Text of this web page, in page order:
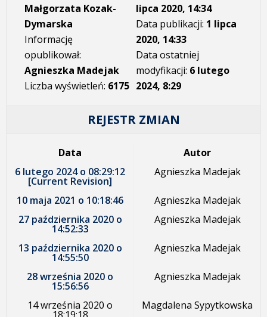
Małgorzata Kozak-
Dymarska
Informację
opublikował:
Agnieszka Madejak
Liczba wyświetleń: 6175
lipca 2020, 14:34
Data publikacji: 1 lipca
2020, 14:33
Data ostatniej
modyfikacji: 6 lutego
2024, 8:29
REJESTR ZMIAN
Data
Autor
6 lutego 2024 o 08:29:12
[Current Revision]
Agnieszka Madejak
10 maja 2021 o 10:18:46
Agnieszka Madejak
27 października 2020 o
14:52:33
Agnieszka Madejak
13 października 2020 o
14:55:50
Agnieszka Madejak
28 września 2020 o
15:56:56
Agnieszka Madejak
14 września 2020 o Magdalena Sypytkowska